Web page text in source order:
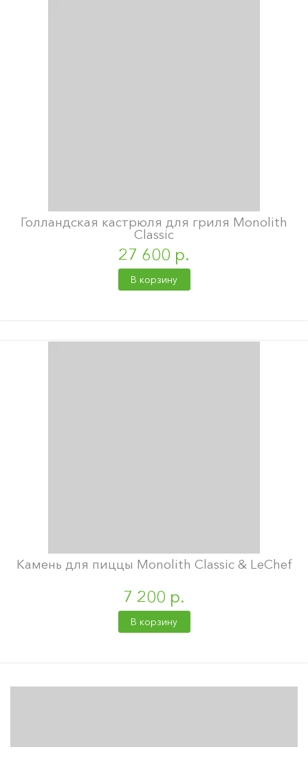
Голландская кастрюля для гриля Monolith
Classic
27 600 р.
В корзину
Камень для пиццы Monolith Classic & LeChef
7 200 р.
В корзину